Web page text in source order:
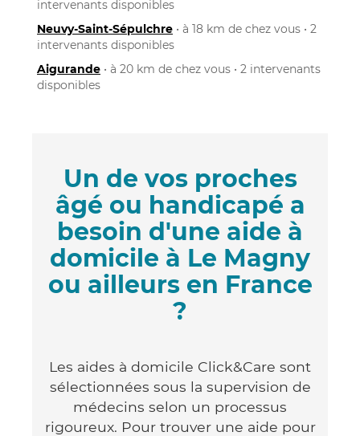
intervenants disponibles
Neuvy-Saint-Sépulchre • à 18 km de chez vous • 2
intervenants disponibles
Aigurande • à 20 km de chez vous • 2 intervenants
disponibles
Un de vos proches
âgé ou handicapé a
besoin d'une aide à
domicile à Le Magny
ou ailleurs en France
?
Les aides à domicile Click&Care sont
sélectionnées sous la supervision de
médecins selon un processus
rigoureux. Pour trouver une aide pour